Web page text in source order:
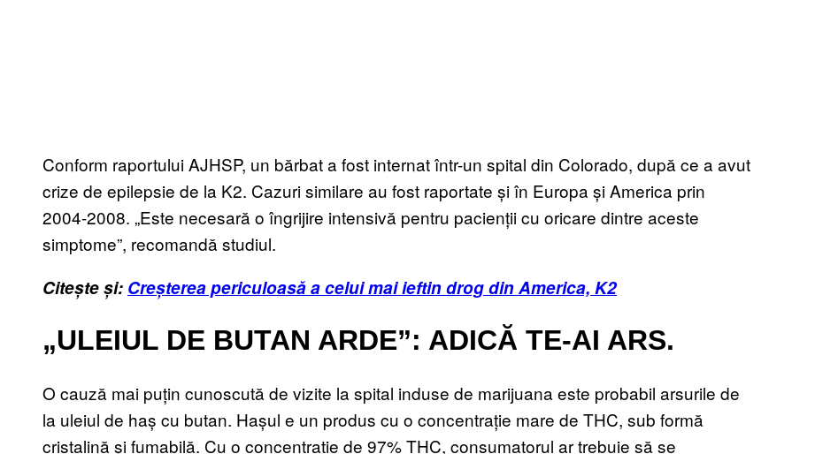
Conform raportului AJHSP, un bărbat a fost internat într-un spital din Colorado, după ce a avut
crize de epilepsie de la K2. Cazuri similare au fost raportate și în Europa și America prin
2004-2008. „Este necesară o îngrijire intensivă pentru pacienții cu oricare dintre aceste
simptome”, recomandă studiul.
Citește și: Creșterea periculoasă a celui mai ieftin drog din America, K2
„ULEIUL DE BUTAN ARDE”: ADICĂ TE-AI ARS.
O cauză mai puțin cunoscută de vizite la spital induse de marijuana este probabil arsurile de
la uleiul de haș cu butan. Hașul e un produs cu o concentrație mare de THC, sub formă
cristalină și fumabilă. Cu o concentrație de 97% THC, consumatorul ar trebuie să se